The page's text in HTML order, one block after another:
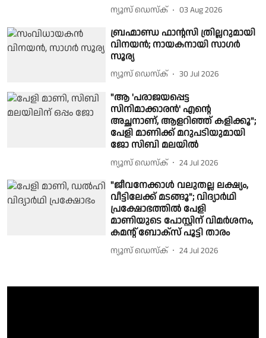
ന്യൂസ് ഡെസ്ക് 03 Aug 2026
ബ്രഹ്മാണ്ഡ ഫാന്റസി ത്രില്ലറുമായി
വിനയൻ; നായകനായി സാഗർ
സൂര്യ
ന്യൂസ് ഡെസ്ക് 30 Jul 2026
"ആ 'പരാജയപ്പെട്ട
സിനിമാക്കാരൻ' എന്റെ
അച്ഛനാണ്, ആളറിഞ്ഞ് കളിക്കൂ";
പേളി മാണിക്ക് മറുപടിയുമായി
ജോ സിബി മലയിൽ
ന്യൂസ് ഡെസ്ക് 24 Jul 2026
"ജീവനേക്കാൾ വലുതല്ല ലക്ഷ്യം,
വീട്ടിലേക്ക് മടങ്ങൂ"; വിദ്യാർഥി
പ്രക്ഷോഭത്തിൽ പേളി
മാണിയുടെ പോസ്റ്റിന് വിമർശനം,
കമന്റ് ബോക്സ് പൂട്ടി താരം
ന്യൂസ് ഡെസ്ക് 24 Jul 2026